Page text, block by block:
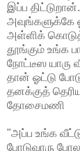
இப்ப
அவுங்களுக்கே
அள்ளிக்
தூங்கும் உங்க
நோட்டீஸ யாரு
தான் ஓட்டு
தனக்குத்
தோசைமணி
"அப்ப உங்க
போடுவாரு